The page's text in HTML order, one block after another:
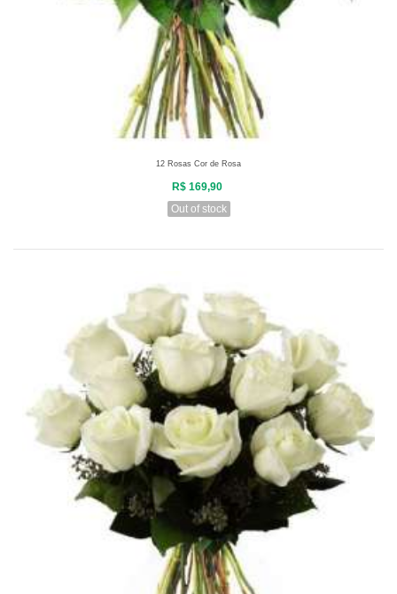
12 Rosas Cor de Rosa
R$ 169,90
Out of stock